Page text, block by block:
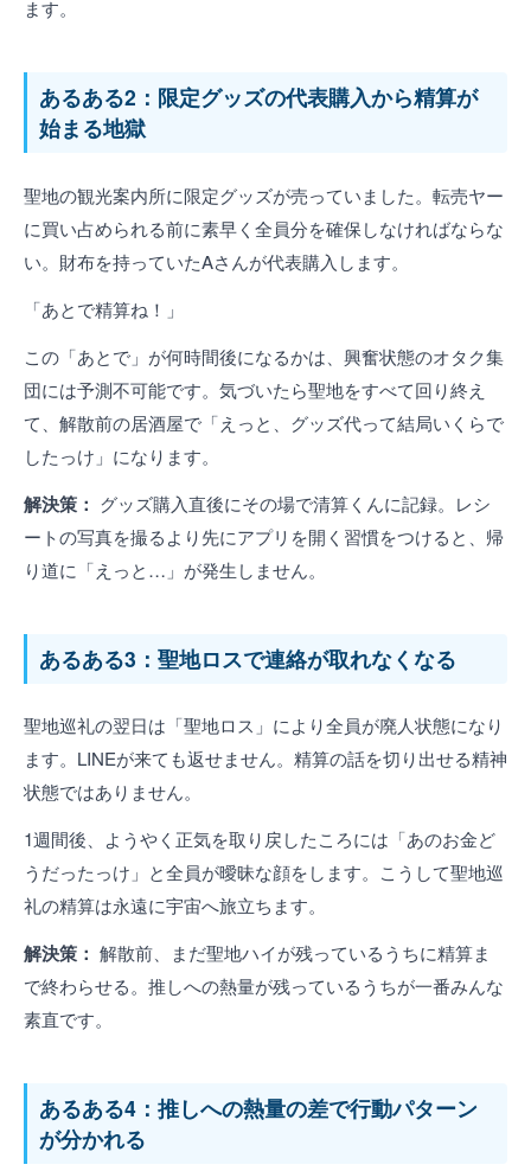
ます。
あるある2：限定グッズの代表購入から精算が
始まる地獄
聖地の観光案内所に限定グッズが売っていました。転売ヤー
に買い占められる前に素早く全員分を確保しなければならな
い。財布を持っていたAさんが代表購入します。
「あとで精算ね！」
この「あとで」が何時間後になるかは、興奮状態のオタク集
団には予測不可能です。気づいたら聖地をすべて回り終え
て、解散前の居酒屋で「えっと、グッズ代って結局いくらで
したっけ」になります。
解決策： グッズ購入直後にその場で清算くんに記録。レシ
ートの写真を撮るより先にアプリを開く習慣をつけると、帰
り道に「えっと…」が発生しません。
あるある3：聖地ロスで連絡が取れなくなる
聖地巡礼の翌日は「聖地ロス」により全員が廃人状態になり
ます。LINEが来ても返せません。精算の話を切り出せる精神
状態ではありません。
1週間後、ようやく正気を取り戻したころには「あのお金ど
うだったっけ」と全員が曖昧な顔をします。こうして聖地巡
礼の精算は永遠に宇宙へ旅立ちます。
解決策： 解散前、まだ聖地ハイが残っているうちに精算ま
で終わらせる。推しへの熱量が残っているうちが一番みんな
素直です。
あるある4：推しへの熱量の差で行動パターン
が分かれる